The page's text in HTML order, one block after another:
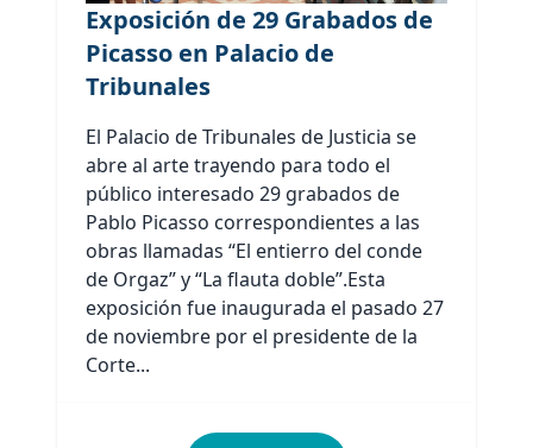
Exposición de 29 Grabados de
Picasso en Palacio de
Tribunales
El Palacio de Tribunales de Justicia se
abre al arte trayendo para todo el
público interesado 29 grabados de
Pablo Picasso correspondientes a las
obras llamadas “El entierro del conde
de Orgaz” y “La flauta doble”.Esta
exposición fue inaugurada el pasado 27
de noviembre por el presidente de la
Corte...